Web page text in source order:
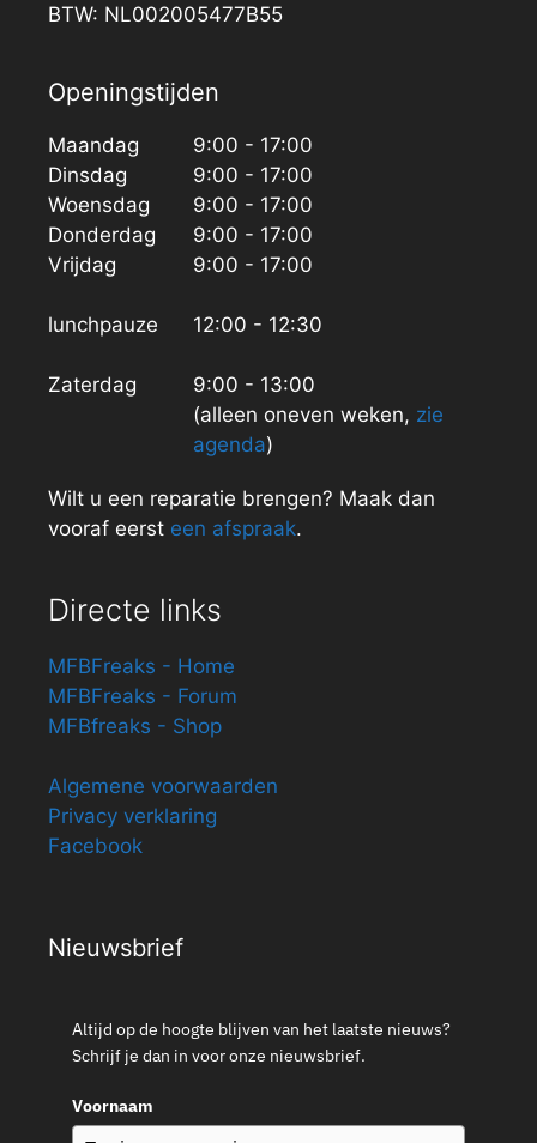
BTW: NL002005477B55
Openingstijden
Maandag
Dinsdag
Woensdag
Donderdag
Vrijdag
lunchpauze
Zaterdag
9:00 - 17:00
9:00 - 17:00
9:00 - 17:00
9:00 - 17:00
9:00 - 17:00
12:00 - 12:30
9:00 - 13:00
(alleen oneven weken, zie
agenda)
Wilt u een reparatie brengen? Maak dan
vooraf eerst een afspraak.
Directe links
MFBFreaks - Home
MFBFreaks - Forum
MFBfreaks - Shop
Algemene voorwaarden
Privacy verklaring
Facebook
Nieuwsbrief
Altijd op de hoogte blijven van het laatste nieuws?
Schrijf je dan in voor onze nieuwsbrief.
Voornaam